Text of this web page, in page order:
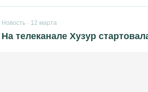
Новость · 12 марта
На телеканале Хузур